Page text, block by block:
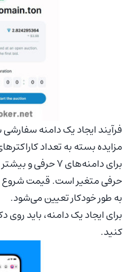
فرآیند ایجاد یک دامنه
حرفی متغیر است. قیمت شروع
به طور خودکار تعیین می‌شود.
کنید.